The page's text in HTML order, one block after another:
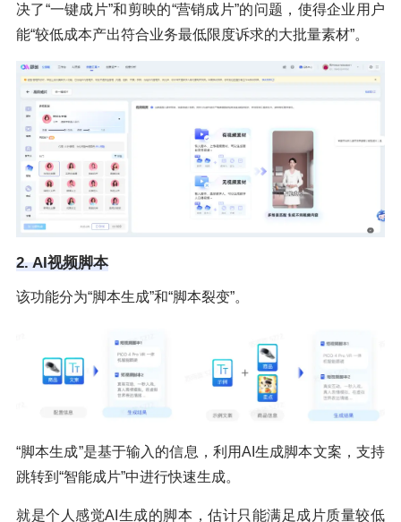
决了“一键成片”和剪映的“营销成片”的问题，使得企业用户
能“较低成本产出符合业务最低限度诉求的大批量素材”。
2. AI视频脚本
该功能分为“脚本生成”和“脚本裂变”。
“脚本生成”是基于输入的信息，利用AI生成脚本文案，支持
跳转到“智能成片”中进行快速生成。
就是个人感觉AI生成的脚本，估计只能满足成片质量较低